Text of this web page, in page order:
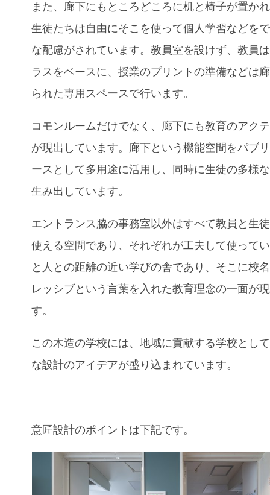
また、廊下にもところどころに机と椅子が置か
生徒たちは自由にそこを使って個人学習などを
な配慮がされています。教員室を設けず、教員
ラスをベースに、授業のプリントの準備などは
られた専用スペースで行います。
コモンルームだけでなく、廊下にも教育のアク
が現出しています。廊下という機能空間をパブ
ースとして多用途に活用し、同時に生徒の多様
生み出しています。
エントランス脇の事務室以外はすべて教員と生
使える空間であり、それぞれが工夫して使って
と人との距離の近い学びの舎であり、そこに校
レッシブという言葉を入れた教育理念の一面が
す。
この木造の学校には、地域に貢献する学校とし
な設計のアイデアが盛り込まれています。
意匠設計のポイントは下記です。